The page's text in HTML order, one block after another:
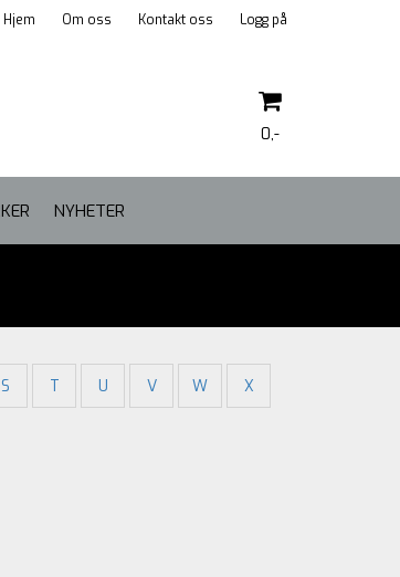
Hjem Om oss Kontakt oss Logg på
0,-
NYHETER
S T U V W X